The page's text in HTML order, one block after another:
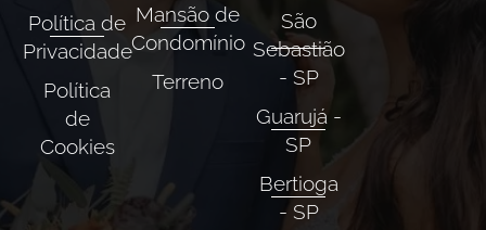
Política de
Privacidade
Política
de
Cookies
Mansão de
Condomínio
Terreno
São
Sebastião
- SP
Guarujá -
SP
Bertioga
- SP